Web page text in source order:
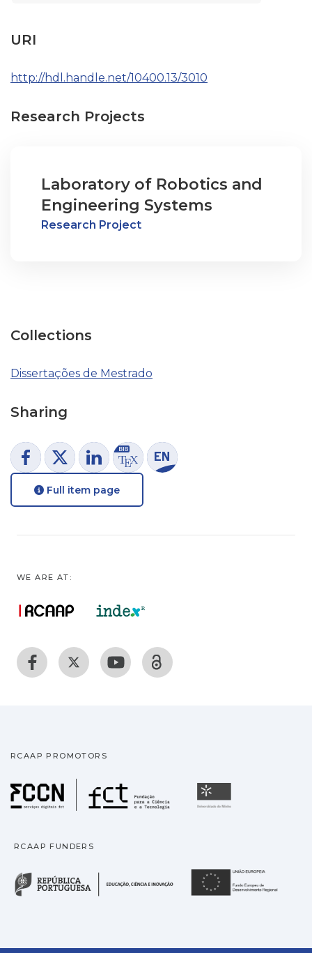
URI
http://hdl.handle.net/10400.13/3010
Research Projects
Laboratory of Robotics and
Engineering Systems
Research Project
Collections
Dissertações de Mestrado
Sharing
Full item page
WE ARE AT:
RCAAP PROMOTORS
Fundação para a
RCAAP FUNDERS
República Portuguesa